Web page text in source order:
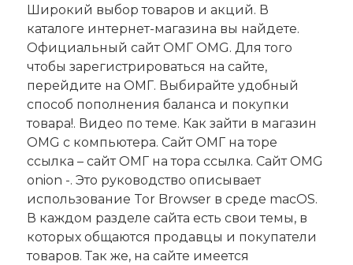
Широкий выбор товаров и акций. В
каталоге интернет-магазина вы найдете.
Официальный сайт ОМГ OMG. Для того
чтобы зарегистрироваться на сайте,
перейдите на ОМГ. Выбирайте удобный
способ пополнения баланса и покупки
товара!. Видео по теме. Как зайти в магазин
OMG с компьютера. Сайт ОМГ на торе
ссылка – сайт ОМГ на тора ссылка. Сайт OMG
onion -. Это руководство описывает
использование Tor Browser в среде macOS.
В каждом разделе сайта есть свои темы, в
которых общаются продавцы и покупатели
товаров. Так же, на сайте имеется